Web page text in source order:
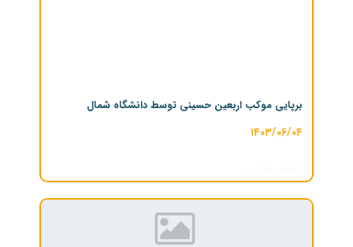
برپایی موکب اربعین حسینی توسط دانشگاه شمال
۱۴۰۳/۰۶/۰۴